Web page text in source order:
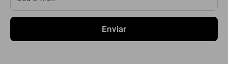
RASTREAR PEDIDO
CONTATO
Enviar
TERMOGÊNICO
COMBOS
COMPRE + PAGUE MENOS